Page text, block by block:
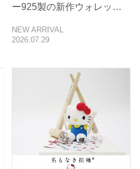
ー925製の新作ウォレット
表
NEW ARRIVAL
2026.07.29